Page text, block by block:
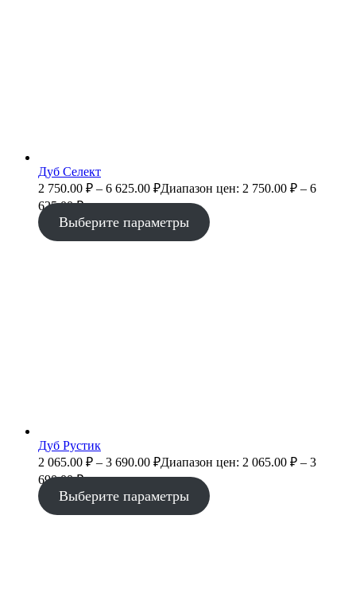
Дуб Селект
2 750.00 ₽ – 6 625.00 ₽Диапазон цен: 2 750.00 ₽ – 6
625.00 ₽
Выберите параметры
Дуб Рустик
2 065.00 ₽ – 3 690.00 ₽Диапазон цен: 2 065.00 ₽ – 3
690.00 ₽
Выберите параметры